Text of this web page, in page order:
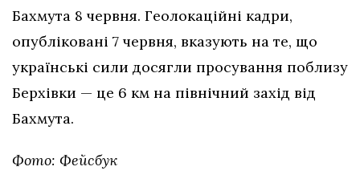
Бахмута 8 червня. Геолокаційні кадри,
опубліковані 7 червня, вказують на те, що
українські сили досягли просування поблизу
Берхівки — це 6 км на північний захід від
Бахмута.
Фото: Фейсбук